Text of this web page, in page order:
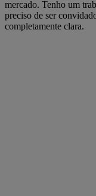
mercado. Tenho um
preciso de ser
completamente clara.